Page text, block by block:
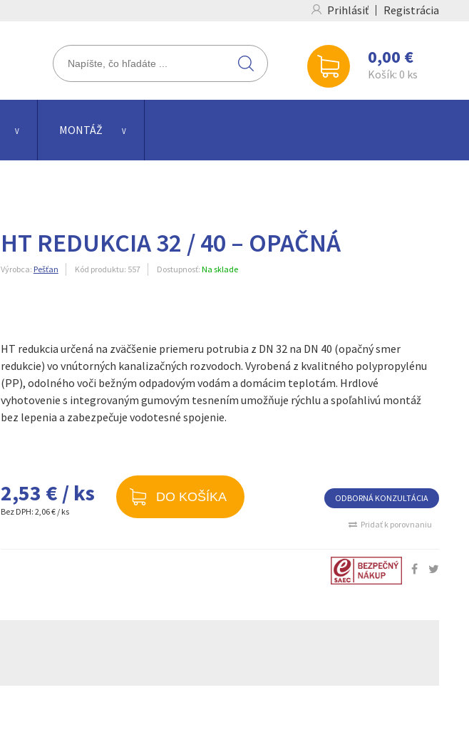
Prihlásiť Registrácia
0,00 €
Košík: 0 ks
MONTÁŽ
HT REDUKCIA 32 / 40 – OPAČNÁ
Výrobca: Pešťan Kód produktu: 557 Dostupnosť: Na sklade
HT redukcia určená na zväčšenie priemeru potrubia z DN 32 na DN 40 (opačný smer
redukcie) vo vnútorných kanalizačných rozvodoch. Vyrobená z kvalitného polypropylénu
(PP), odolného voči bežným odpadovým vodám a domácim teplotám. Hrdlové
vyhotovenie s integrovaným gumovým tesnením umožňuje rýchlu a spoľahlivú montáž
bez lepenia a zabezpečuje vodotesné spojenie.
2,53 € / ks
Bez DPH: 2,06 € / ks
DO KOŠÍKA ODBORNÁ KONZULTÁCIA
Pridať k porovnaniu